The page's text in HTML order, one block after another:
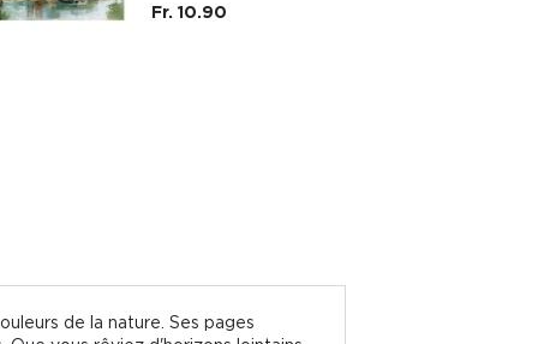
Fr. 10.90
de la nature. Ses pages